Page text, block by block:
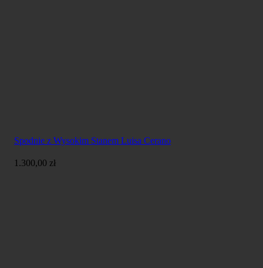
Spodnie z Wysokim Stanem Luisa Cerano
1.300,00 zł